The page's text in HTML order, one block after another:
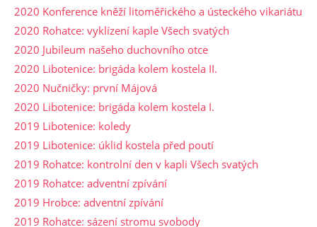
2020 Konference kněží litoměřického a ústeckého vikariátu
2020 Rohatce: vyklízení kaple Všech svatých
2020 Jubileum našeho duchovního otce
2020 Libotenice: brigáda kolem kostela II.
2020 Nučničky: první Májová
2020 Libotenice: brigáda kolem kostela I.
2019 Libotenice: koledy
2019 Libotenice: úklid kostela před poutí
2019 Rohatce: kontrolní den v kapli Všech svatých
2019 Rohatce: adventní zpívání
2019 Hrobce: adventní zpívání
2019 Rohatce: sázení stromu svobody